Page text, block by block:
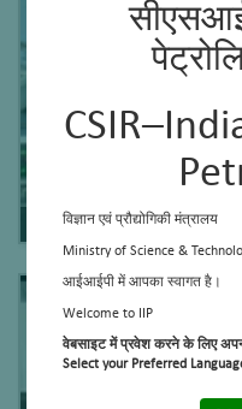
विज्ञान एवं प्रौद्योगिकी मंत्रालय
Ministry of Science &
आईआईपी में आपका स्वागत है।
Welcome to IIP
वेबसाइट में प्रवेश करने के लिए
Select your Preferred
Transesterification